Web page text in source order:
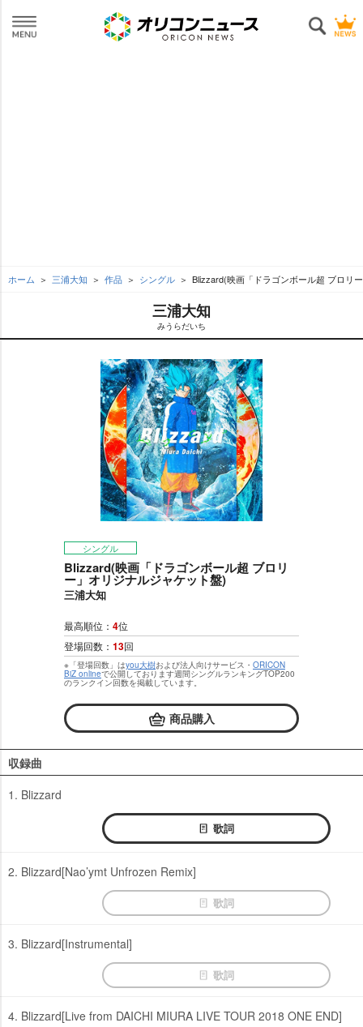
ホーム 三浦大知 作品 シングル Blizzard(映画「ドラゴンボール超 ブロリ
三浦大知
みうらだいち
シングル
Blizzard(映画「ドラゴンボール超 ブロリ
ー」オリジナルジャケット盤)
三浦大知
最高順位： 4位
登場回数： 13回
※「登場回数」はyou大樹および法人向けサービス・ ORICON
BiZ onlineで公開しております週間シングルランキングTOP200
のランクイン回数を掲載しています。
商品購入
収録曲
1. Blizzard
歌詞
2. Blizzard[Nao’ymt Unfrozen Remix]
歌詞
3. Blizzard[Instrumental]
歌詞
4. Blizzard[Live from DAICHI MIURA LIVE TOUR 2018 ONE END]